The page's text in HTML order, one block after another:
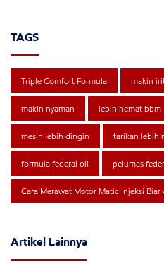
TAGS
Triple Comfort Formula makin
makin nyaman lebih hemat bbm
mesin lebih dingin tarikan lebih
formula federal oil pelumas
Cara Merawat Motor Matic Injeksi Biar
Artikel Lainnya